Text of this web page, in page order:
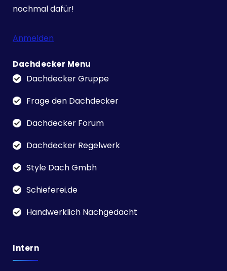
nochmal dafür!
Anmelden
Dachdecker Menu
Dachdecker Gruppe
Frage den Dachdecker
Dachdecker Forum
Dachdecker Regelwerk
Style Dach Gmbh
Schieferei.de
Handwerklich Nachgedacht
Intern